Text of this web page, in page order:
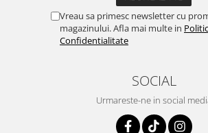
Vreau sa primesc newsletter cu
magazinului. Afla mai multe in
Confidentialitate
SOCIAL
Urmareste-ne in social